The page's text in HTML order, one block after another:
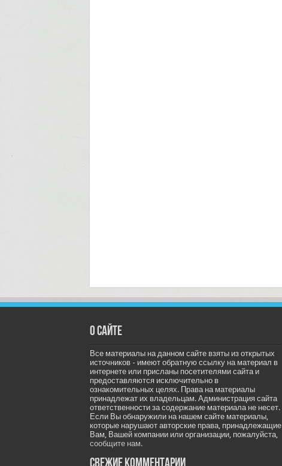
О сайте
Все материалы на данном сайте взяты из открытых
источников - имеют обратную ссылку на материал в
интернете или присланы посетителями сайта и
предоставляются исключительно в
ознакомительных целях. Права на материалы
принадлежат их владельцам. Администрация сайта
ответственности за содержание материала не несет.
Если Вы обнаружили на нашем сайте материалы,
которые нарушают авторские права, принадлежащие
Вам, Вашей компании или организации, пожалуйста,
сообщите нам.